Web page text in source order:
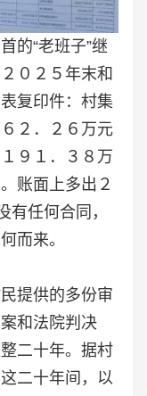
的“老班子”继
０２５年末和
复印件：村集
２．２６万元
９１．３８万
账面上多出２
有任何合同，
而来。
提供的多份审
和法院判决
二十年。据村
二十年间，以